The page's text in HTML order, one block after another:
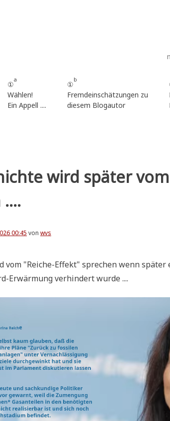
①
a
Wählen!
Ein Appell ....
①
b
Fremdeinschätzungen zu
diesem Blogautor
wird später
00:45 von wvs
vom "Rei­che-Effekt" spre­chen wenn
Erwär­mung ver­hin­dert wurde ....